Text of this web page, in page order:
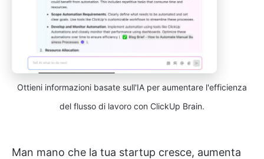
Ottieni informazioni basate sull'IA per aumentare l'efficienza
del flusso di lavoro con ClickUp Brain.
Man mano che la tua startup cresce, aumenta